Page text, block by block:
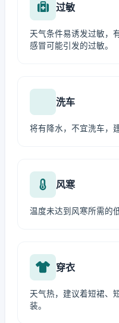
过敏
天气条件易诱发过敏，
感冒可能引发的过敏。
洗车
将有降水，不宜洗车，
风寒
温度未达到风寒所需的
穿衣
天气热，建议着短裙、
装。